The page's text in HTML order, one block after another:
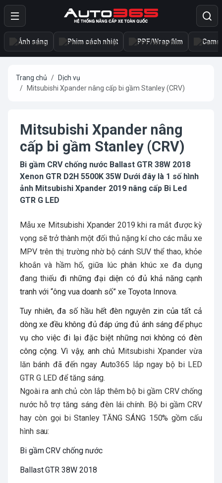
Ánh sáng Phim cách nhiệt PPF/Wrap film
Trang chủ
Dịch vụ
Mitsubishi Xpander nâng cấp bi gầm Stanley (CRV)
Mitsubishi Xpander nâng
cấp bi gầm Stanley (CRV)
Bi gầm CRV chống nước Ballast GTR 38W 2018
Xenon GTR D2H 5500K 35W Dưới đây là 1 số hình
ảnh Mitsubishi Xpander 2019 nâng cấp Bi Led
GTR G LED
Mẫu xe Mitsubishi Xpander 2019 khi ra mắt được kỳ
vọng sẽ trở thành một đối thủ nặng kí cho các mẫu xe
MPV trên thị trường nhờ bộ cánh SUV thể thao, khỏe
khoắn và hầm hố, giữa lúc phân khúc xe đa dụng
đang thiếuđi những đại diện có đủ khả năng cạnh
tranh với “ông vua doanh số” xe Toyota Innova.
Tuy nhiên, đa số hầu hết đèn nguyên zin của tất cả
dòng xe đều không đủ đáp ứng đủ ánh sáng để phục
vụ cho việc đi lại đặc biệt những nơi không có đèn
công cộng. Vì vậy, anh chủ Mitsubishi Xpander vừa
lăn bánh đã đến ngay Auto365 lắp ngay bộ bi LED
GTR G LED để tăng sáng.
Ngoài ra anh chủ còn lắp thêm bộ bi gầm CRV chống
nước hỗ trợ tăng sáng đèn lái chính. Bộ bi gầm CRV
hay còn gọi bi Stanley TĂNG SÁNG 150% gồm cấu
hình sau:
Bi gầm CRV chống nước
Ballast GTR 38W 2018